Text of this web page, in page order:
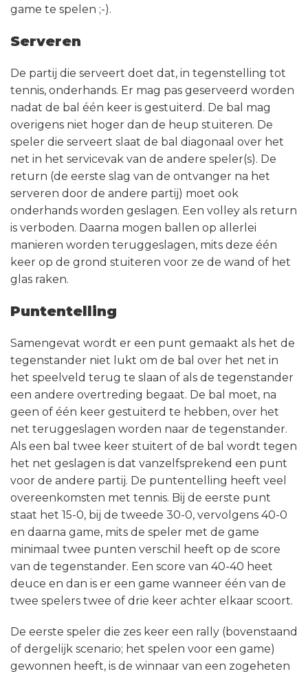
game te spelen ;-).
Serveren
De partij die serveert doet dat, in tegenstelling tot
tennis, onderhands. Er mag pas geserveerd worden
nadat de bal één keer is gestuiterd. De bal mag
overigens niet hoger dan de heup stuiteren. De
speler die serveert slaat de bal diagonaal over het
net in het servicevak van de andere speler(s). De
return (de eerste slag van de ontvanger na het
serveren door de andere partij) moet ook
onderhands worden geslagen. Een volley als return
is verboden. Daarna mogen ballen op allerlei
manieren worden teruggeslagen, mits deze één
keer op de grond stuiteren voor ze de wand of het
glas raken.
Puntentelling
Samengevat wordt er een punt gemaakt als het de
tegenstander niet lukt om de bal over het net in
het speelveld terug te slaan of als de tegenstander
een andere overtreding begaat. De bal moet, na
geen of één keer gestuiterd te hebben, over het
net teruggeslagen worden naar de tegenstander.
Als een bal twee keer stuitert of de bal wordt tegen
het net geslagen is dat vanzelfsprekend een punt
voor de andere partij. De puntentelling heeft veel
overeenkomsten met tennis. Bij de eerste punt
staat het 15-0, bij de tweede 30-0, vervolgens 40-0
en daarna game, mits de speler met de game
minimaal twee punten verschil heeft op de score
van de tegenstander. Een score van 40-40 heet
deuce en dan is er een game wanneer één van de
twee spelers twee of drie keer achter elkaar scoort.
De eerste speler die zes keer een rally (bovenstaand
of dergelijk scenario; het spelen voor een game)
gewonnen heeft, is de winnaar van een zogeheten